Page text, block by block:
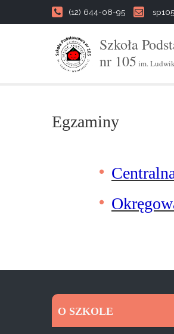
(12) 644-08-95
Szkoła
nr 105 im.
Egzaminy
O SZKOLE